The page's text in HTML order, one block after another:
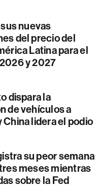
nuevas
del precio del
Latina para el
y 2027
dispara la
de vehículos a
China lidera el podio
su peor semana
meses mientras
sobre la Fed